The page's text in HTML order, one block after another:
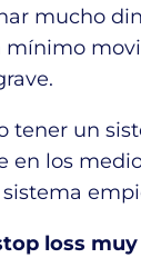
mucho
mínimo
tener un
en los
loss